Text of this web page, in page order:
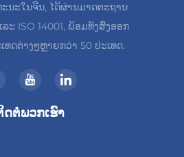
ນະໃນຈີນ, ໄດ້ຜ່ານມາດຕະຖານ
ລະ ISO 14001, ພ້ອມທັງສົ່ງອອກ
ດຕ່າງໆຫຼາຍກວ່າ 50 ປະເທດ.
ດຕໍ່ພວກເຮົາ